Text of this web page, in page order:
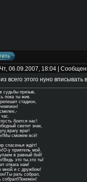
06.09.2007, 18:04 |
всего этого нуно вписывать
судьбы призыв,
пока ты жив.
стадион,
час.
боится нас!
светит знак,
враг!
сможем всё!
спасенья ждёт!
у приятель мой.
в равный бой!
это ты,это ты!
отвага нам!
мной и с дружбою!
рать собрал,
собрал!Покемон!